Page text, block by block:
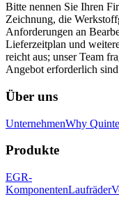
Bitte nennen Sie Ihren
Zeichnung, die
Anforderungen an
Lieferzeitplan und
reicht aus; unser Team
Angebot erforderlich
Über uns
UnternehmenWhy
Produkte
EGR-
KomponentenLaufräder